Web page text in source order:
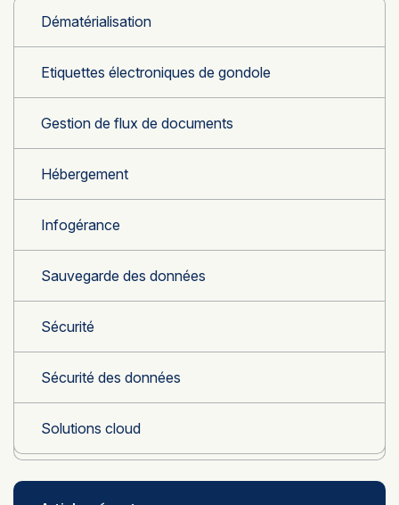
Dématérialisation
Etiquettes électroniques de gondole
Gestion de flux de documents
Hébergement
Infogérance
Sauvegarde des données
Sécurité
Sécurité des données
Solutions cloud